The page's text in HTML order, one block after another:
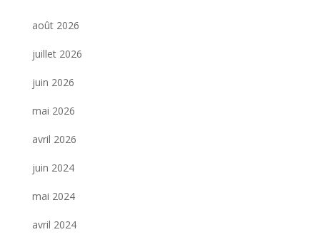
août 2026
juillet 2026
juin 2026
mai 2026
avril 2026
juin 2024
mai 2024
avril 2024